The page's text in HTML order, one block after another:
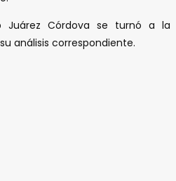
Juárez Córdova se turnó a la
análisis correspondiente.